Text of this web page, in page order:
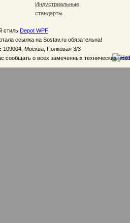
Индустриальные
стандарты
стиль Depot WPF
ссылка на Sostav.ru обязательна!
109004, Москва, Полковая 3/3
сообщать о всех замеченных технических